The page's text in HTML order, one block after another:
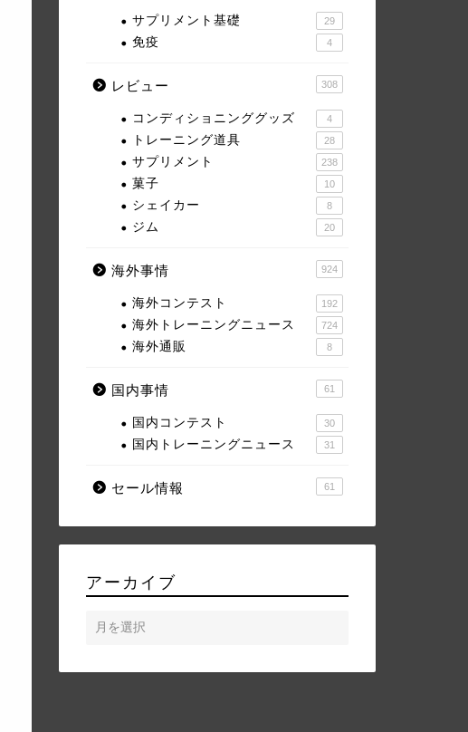
サプリメント基礎 29
免疫 4
レビュー 308
コンディショニンググッズ 4
トレーニング道具 28
サプリメント 238
菓子 10
シェイカー 8
ジム 20
海外事情 924
海外コンテスト 192
海外トレーニングニュース 724
海外通販 8
国内事情 61
国内コンテスト 30
国内トレーニングニュース 31
セール情報 61
アーカイブ